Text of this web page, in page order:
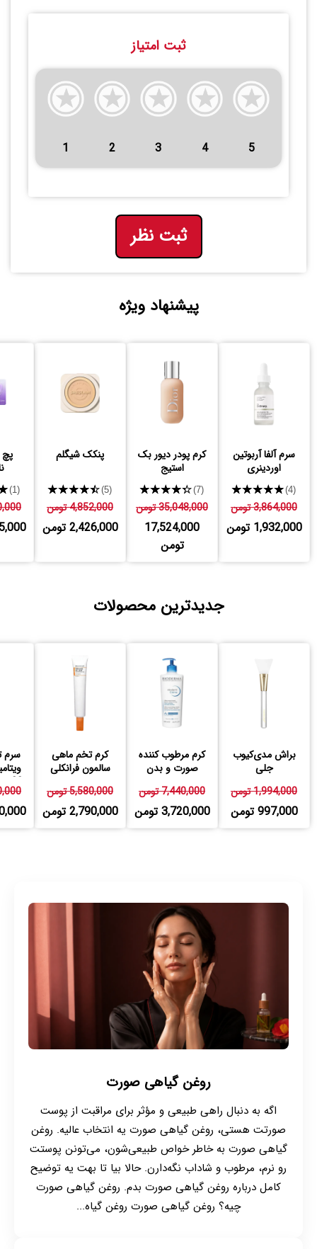
ثبت امتیاز
1 2 3 4 5
ثبت نظر
پیشنهاد ویژه
سرم آلفا آربوتین
اوردینری
★★★★★(4)
3,864,000 تومن
1,932,000 تومن
کرم پودر دیور بک
استیج
★★★★★(7)
35,048,000 تومن
17,524,000
تومن
پنکک شیگلم
★★★★★(5)
4,852,000 تومن
2,426,000 تومن
(1)
جدیدترین محصولات
براش مدی‌کیوب
جلی
1,994,000 تومن
997,000 تومن
کرم مرطوب کننده
صورت و بدن
7,440,000 تومن
3,720,000 تومن
کرم تخم ماهی
سالمون فرانکلی
5,580,000 تومن
2,790,000 تومن
سرم
23 درصد فرانکلی
روغن گیاهی صورت
اگه به دنبال راهی طبیعی و مؤثر برای مراقبت از پوست
صورتت هستی، روغن گیاهی صورت یه انتخاب عالیه. روغن
گیاهی صورت به خاطر خواص طبیعی‌شون، می‌تونن پوستت
رو نرم، مرطوب و شاداب نگه‌دارن. حالا بیا تا بهت یه توضیح
کامل درباره روغن‌ گیاهی صورت بدم. روغن گیاهی صورت
چیه؟ روغن گیاهی صورت روغن گیاه...